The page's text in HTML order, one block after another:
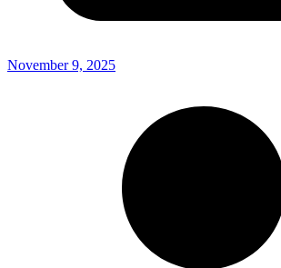
November 9, 2025